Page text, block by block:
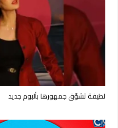
لطيفة تشوّق جمهورها بألبوم جديد